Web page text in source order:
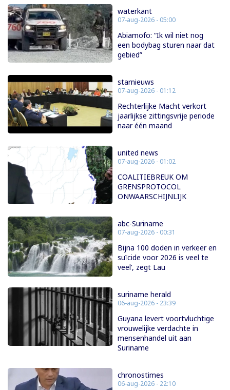
waterkant
07-aug-2026 - 05:00
Abiamofo: “Ik wil niet nog
een bodybag sturen naar dat
gebied”
starnieuws
07-aug-2026 - 01:12
Rechterlijke Macht verkort
jaarlijkse zittingsvrije periode
naar één maand
united news
07-aug-2026 - 01:02
COALITIEBREUK OM
GRENSPROTOCOL
ONWAARSCHIJNLIJK
abc-Suriname
07-aug-2026 - 00:31
Bijna 100 doden in verkeer en
suïcide voor 2026 is veel te
veel’, zegt Lau
suriname herald
06-aug-2026 - 23:39
Guyana levert voortvluchtige
vrouwelijke verdachte in
mensenhandel uit aan
Suriname
chronostimes
06-aug-2026 - 22:10